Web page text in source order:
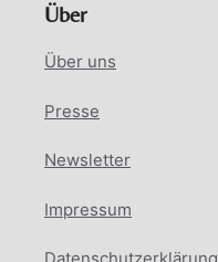
Über
Über uns
Presse
Newsletter
Impressum